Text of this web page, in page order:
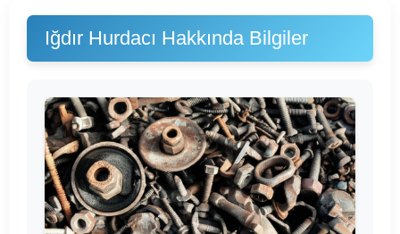
Iğdır Hurdacı Hakkında Bilgiler